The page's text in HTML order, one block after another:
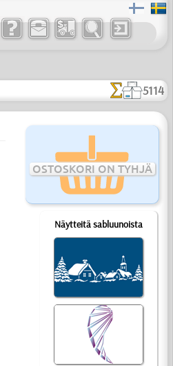
5114
OSTOSKORI ON TYHJÄ
Näytteitä sabluunoista